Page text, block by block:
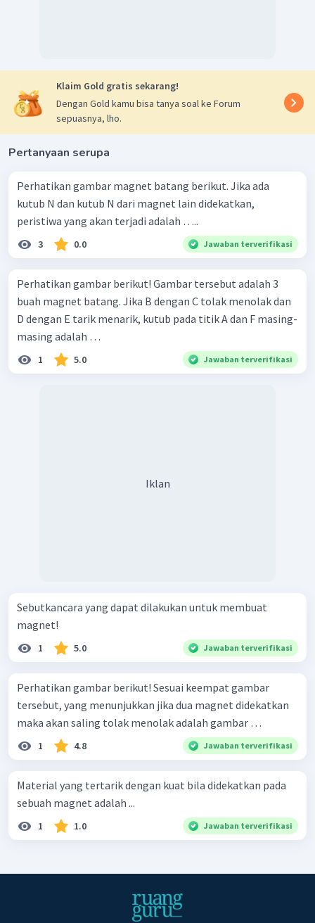
Klaim Gold gratis sekarang!
Dengan Gold kamu bisa tanya soal ke Forum
sepuasnya, lho.
Pertanyaan serupa
Perhatikan gambar magnet batang berikut. Jika ada
kutub N dan kutub N dari magnet lain didekatkan,
peristiwa yang akan terjadi adalah …..
3 0.0 Jawaban terverifikasi
Perhatikan gambar berikut! Gambar tersebut adalah 3
buah magnet batang. Jika B dengan C tolak menolak dan
D dengan E tarik menarik, kutub pada titik A dan F masing-
masing adalah …
1 5.0 Jawaban terverifikasi
Iklan
Sebutkancara yang dapat dilakukan untuk membuat
magnet!
1 5.0 Jawaban terverifikasi
Perhatikan gambar berikut! Sesuai keempat gambar
tersebut, yang menunjukkan jika dua magnet didekatkan
maka akan saling tolak menolak adalah gambar …
1 4.8 Jawaban terverifikasi
Material yang tertarik dengan kuat bila didekatkan pada
sebuah magnet adalah ...
1 1.0 Jawaban terverifikasi